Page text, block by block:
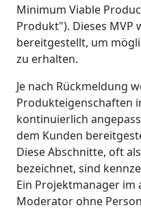
Minimum Viable
Produkt"). Dieses
bereitgestellt, um
zu erhalten.
Je nach Rückmeldung
Produkteigenschaften
kontinuierlich
dem Kunden
Diese Abschnitte, oft
bezeichnet, sind
Ein Projektmanager im
Moderator ohne